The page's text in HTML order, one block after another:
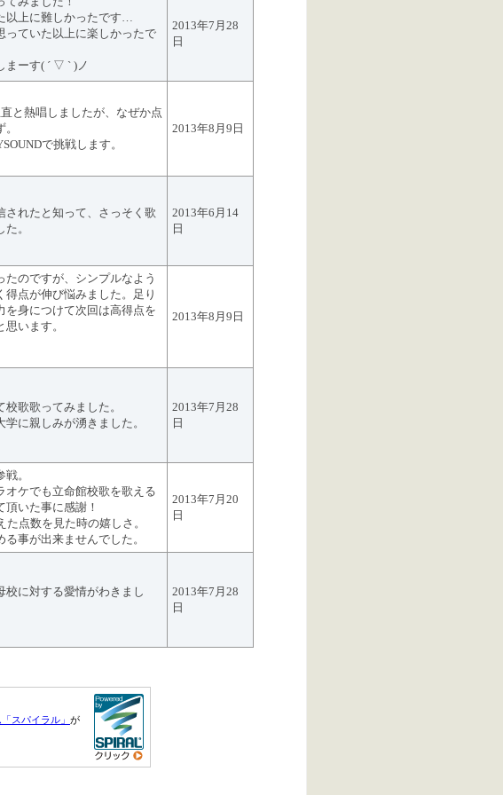
以上に難しかったです…
っていた以上に楽しかったで
まーす( ´ ▽ ` )ノ
2013年7月28
日
と熱唱しましたが、なぜか点
で挑戦します。
2013年8月9日
されたと知って、さっそく歌
。
2013年6月14
日
たのですが、シンプルなよう
得点が伸び悩みました。足り
を身につけて次回は高得点を
思います。
2013年8月9日
校歌歌ってみました。
学に親しみが湧きました。
2013年7月28
日
。
オケでも立命館校歌を歌える
頂いた事に感謝！
た点数を見た時の嬉しさ。
る事が出来ませんでした。
2013年7月20
日
校に対する愛情がわきまし
2013年7月28
日
スパイラル」 が